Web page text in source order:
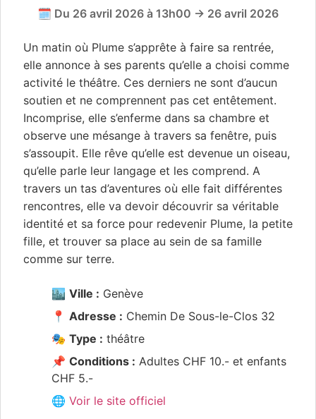
🗓️ Du 26 avril 2026 à 13h00 → 26 avril 2026
Un matin où Plume s’apprête à faire sa rentrée,
elle annonce à ses parents qu’elle a choisi comme
activité le théâtre. Ces derniers ne sont d’aucun
soutien et ne comprennent pas cet entêtement.
Incomprise, elle s’enferme dans sa chambre et
observe une mésange à travers sa fenêtre, puis
s’assoupit. Elle rêve qu’elle est devenue un oiseau,
qu’elle parle leur langage et les comprend. A
travers un tas d’aventures où elle fait différentes
rencontres, elle va devoir découvrir sa véritable
identité et sa force pour redevenir Plume, la petite
fille, et trouver sa place au sein de sa famille
comme sur terre.
🏙️ Ville : Genève
📍 Adresse : Chemin De Sous-le-Clos 32
🎭 Type : théâtre
📌 Conditions : Adultes CHF 10.- et enfants
CHF 5.-
🌐 Voir le site officiel